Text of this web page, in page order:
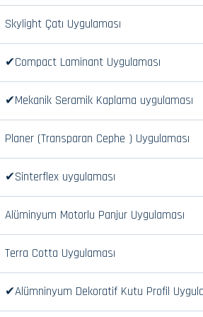
Skylight Çatı Uygulaması
✔Compact Laminant Uygulaması
✔Mekanik Seramik Kaplama uygulaması
Planer (Transparan Cephe ) Uygulaması
✔Sinterflex uygulaması
Alüminyum Motorlu Panjur Uygulaması
Terra Cotta Uygulaması
✔Alümninyum Dekoratif Kutu Profil